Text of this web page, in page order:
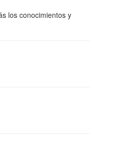
los conocimientos y